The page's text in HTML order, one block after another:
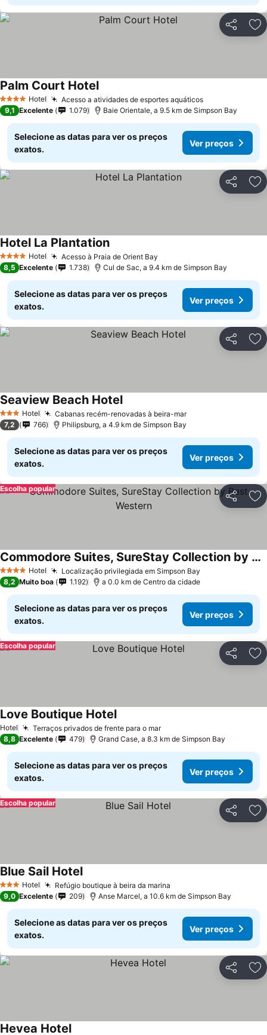
Partilhar
4 EstrelasHotel Acesso a atividades de esportes aquáticos
Palm Court Hotel
9,1 Excelente 1.079 Baie Orientale, a 9.5 km de Simpson Bay
Selecione as datas para ver os preços
exatos.
Ver preços
Partilhar
4 EstrelasHotel Acesso à Praia de Orient Bay
Hotel La Plantation
8,5 Excelente 1.738 Cul de Sac, a 9.4 km de Simpson Bay
Selecione as datas para ver os preços
exatos.
Ver preços
Partilhar
3 EstrelasHotel Cabanas recém-renovadas à beira-mar
Seaview Beach Hotel
7,2 766 Philipsburg, a 4.9 km de Simpson Bay
Selecione as datas para ver os preços
exatos.
Ver preços
Partilhar
Escolha popular
4 EstrelasHotel Localização privilegiada em Simpson Bay
Commodore Suites, SureStay Collection by Best Western
8,2 Muito boa 1.192 a 0.0 km de Centro da cidade
Selecione as datas para ver os preços
exatos.
Ver preços
Partilhar
Escolha popular
Hotel Terraços privados de frente para o mar
Love Boutique Hotel
8,8 Excelente 479 Grand Case, a 8.3 km de Simpson Bay
Selecione as datas para ver os preços
exatos.
Ver preços
Partilhar
Escolha popular
3 EstrelasHotel Refúgio boutique à beira da marina
Blue Sail Hotel
9,0 Excelente 209 Anse Marcel, a 10.6 km de Simpson Bay
Selecione as datas para ver os preços
exatos.
Ver preços
Partilhar
Hevea Hotel